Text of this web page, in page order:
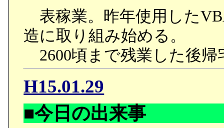
表稼業。昨年使用した
造に取り組み始める。
2600頃まで残業した後帰
H15.01.29
■今日の出来事